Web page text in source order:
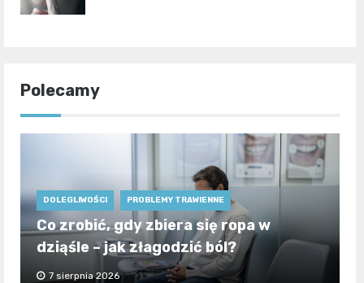
Polecamy
DOLEGLIWOŚCI PROBLEMY TRAWIENNE
Co zrobić, gdy zbiera się ropa w
dziąśle – jak złagodzić ból?
7 sierpnia 2026